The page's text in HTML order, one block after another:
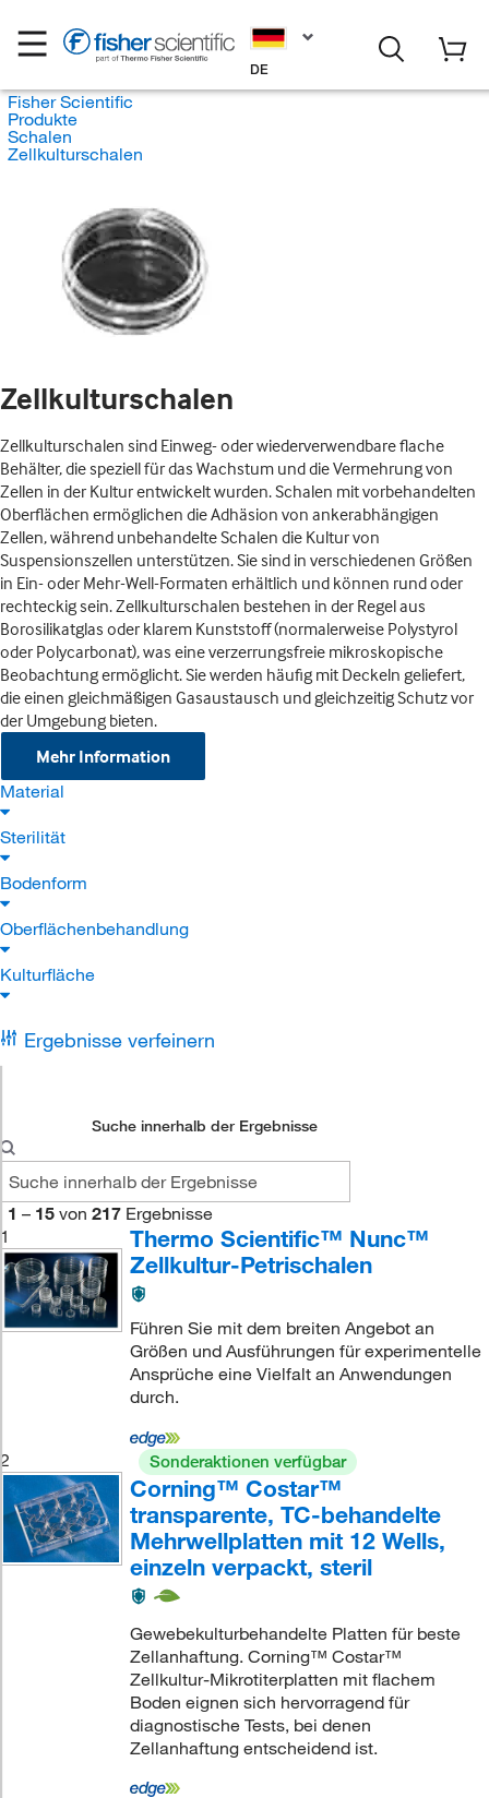
DE
Fisher Scientific
Produkte
Schalen
Zellkulturschalen
Zellkulturschalen
Zellkulturschalen sind Einweg- oder wiederverwendbare flache
Behälter, die speziell für das Wachstum und die Vermehrung von
Zellen in der Kultur entwickelt wurden. Schalen mit vorbehandelten
Oberflächen ermöglichen die Adhäsion von ankerabhängigen
Zellen, während unbehandelte Schalen die Kultur von
Suspensionszellen unterstützen. Sie sind in verschiedenen Größen
in Ein- oder Mehr-Well-Formaten erhältlich und können rund oder
rechteckig sein. Zellkulturschalen bestehen in der Regel aus
Borosilikatglas oder klarem Kunststoff (normalerweise Polystyrol
oder Polycarbonat), was eine verzerrungsfreie mikroskopische
Beobachtung ermöglicht. Sie werden häufig mit Deckeln geliefert,
die einen gleichmäßigen Gasaustausch und gleichzeitig Schutz vor
der Umgebung bieten.
Mehr Information
Material
Sterilität
Bodenform
Oberflächenbehandlung
Kulturfläche
Ergebnisse verfeinern
Suche innerhalb der Ergebnisse
1 – 15 von 217 Ergebnisse
1
Thermo Scientific™ Nunc™
Zellkultur-Petrischalen
Führen Sie mit dem breiten Angebot an
Größen und Ausführungen für experimentelle
Ansprüche eine Vielfalt an Anwendungen
durch.
2 Sonderaktionen verfügbar
Corning™ Costar™
transparente, TC-behandelte
Mehrwellplatten mit 12 Wells,
einzeln verpackt, steril
Gewebekulturbehandelte Platten für beste
Zellanhaftung. Corning™ Costar™
Zellkultur-Mikrotiterplatten mit flachem
Boden eignen sich hervorragend für
diagnostische Tests, bei denen
Zellanhaftung entscheidend ist.